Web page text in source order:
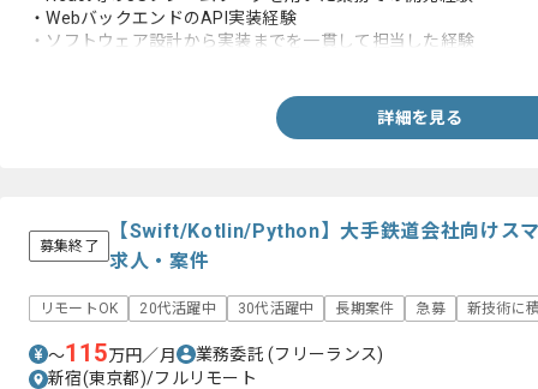
・WebバックエンドのAPI実装経験
・ソフトウェア設計から実装までを一貫して担当した経験
詳細を見る
募集終了
【Swift/Kotlin/Python】大手鉄道会社向けス
求人・案件
リモートOK 20代活躍中 30代活躍中 長期案件 急募 新技術に
〜115万円／月 業務委託(フリーランス)
新宿(東京都)/フルリモート